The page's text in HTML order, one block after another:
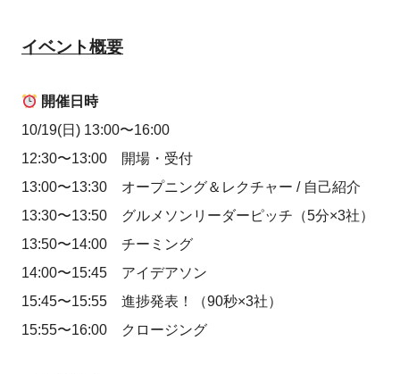
イベント概要
開催日時
10/19(日) 13:00〜16:00
12:30〜13:00 開場・受付
13:00〜13:30 オープニング＆レクチャー / 自己紹介
13:30〜13:50 グルメソンリーダーピッチ（5分×3社）
13:50〜14:00 チーミング
14:00〜15:45 アイデアソン
15:45〜15:55 進捗発表！（90秒×3社）
15:55〜16:00 クロージング